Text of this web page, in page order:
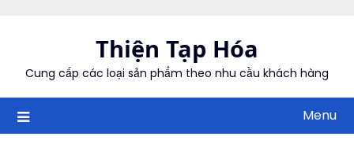
Thiện Tạp Hóa
Cung cấp các loại sản phẩm theo nhu cầu khách hàng
Menu